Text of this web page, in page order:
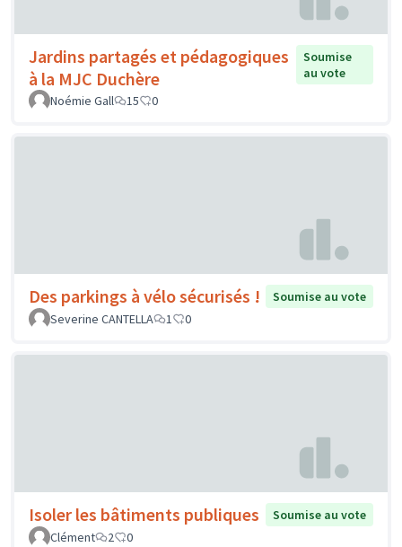
Jardins partagés et pédagogiques
à la MJC Duchère
Soumise
au vote
Noémie Gall
15 0
Des parkings à vélo sécurisés !
Soumise au vote
Severine CANTELLA
1 0
Isoler les bâtiments publiques
Soumise au vote
Clément
2 0